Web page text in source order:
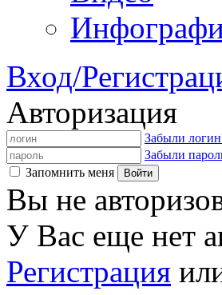
Вход/
Авторизация
Забыли
Забыли
Запомнить меня
Вы не
У Вас еще нет
Регистрация